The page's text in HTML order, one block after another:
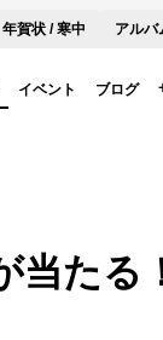
年賀状 / 寒中 アルバ
イベント ブログ
当たる